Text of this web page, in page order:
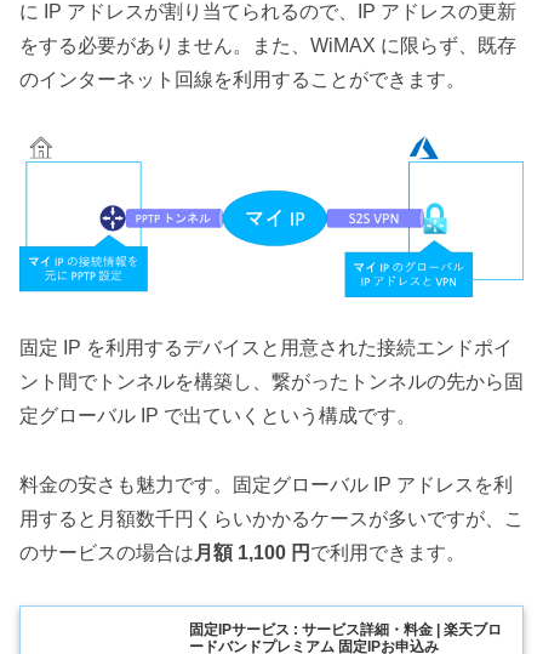
に IP アドレスが割り当てられるので、IP アドレスの更新
をする必要がありません。また、WiMAX に限らず、既存
のインターネット回線を利用することができます。
固定 IP を利用するデバイスと用意された接続エンドポイ
ント間でトンネルを構築し、繋がったトンネルの先から固
定グローバル IP で出ていくという構成です。
料金の安さも魅力です。固定グローバル IP アドレスを利
用すると月額数千円くらいかかるケースが多いですが、こ
のサービスの場合は 月額 1,100 円 で利用できます。
固定IPサービス : サービス詳細・料金 | 楽天ブロ
ードバンドプレミアム 固定IPお申込み